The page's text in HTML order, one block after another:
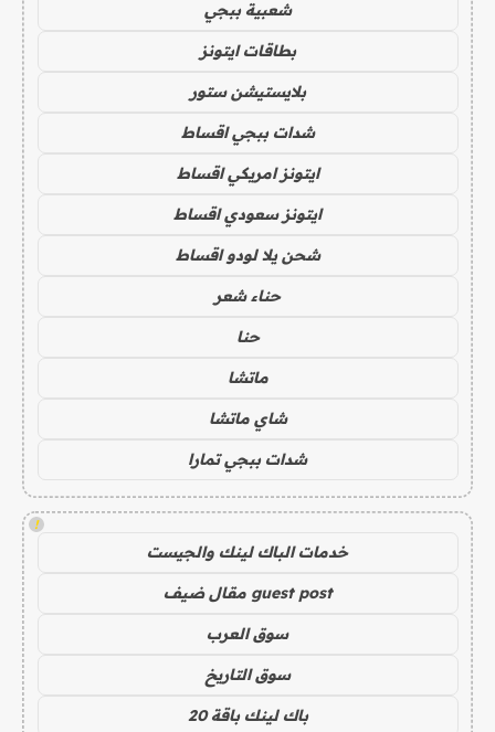
شعبية ببجي
بطاقات ايتونز
بلايستيشن ستور
شدات ببجي اقساط
ايتونز امريكي اقساط
ايتونز سعودي اقساط
شحن يلا لودو اقساط
حناء شعر
حنا
ماتشا
شاي ماتشا
شدات ببجي تمارا
!
خدمات الباك لينك والجيست
guest post مقال ضيف
سوق العرب
سوق التاريخ
باك لينك باقة 20